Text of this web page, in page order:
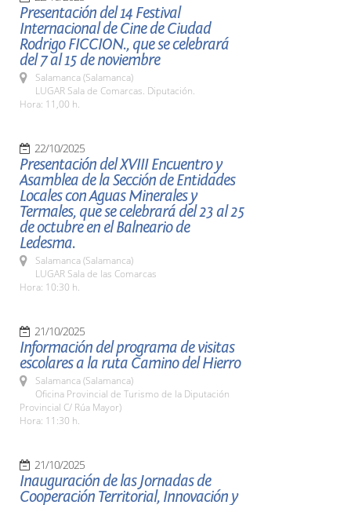
Presentación del 14 Festival
Internacional de Cine de Ciudad
Rodrigo FICCION., que se celebrará
del 7 al 15 de noviembre
Salamanca (Salamanca)
LUGAR Sala de Comarcas. Diputación.
Hora: 11,00 h.
22/10/2025
Presentación del XVIII Encuentro y
Asamblea de la Sección de Entidades
Locales con Aguas Minerales y
Termales, que se celebrará del 23 al 25
de octubre en el Balneario de
Ledesma.
Salamanca (Salamanca)
LUGAR Sala de las Comarcas
Hora: 10:30 h.
21/10/2025
Información del programa de visitas
escolares a la ruta Camino del Hierro
Salamanca (Salamanca)
Oficina Provincial de Turismo de la Diputación
Provincial C/ Rúa Mayor)
Hora: 11:30 h.
21/10/2025
Inauguración de las Jornadas de
Cooperación Territorial, Innovación y